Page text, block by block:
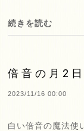
続きを読む
倍音の月2
2023/11/16 00:00
白い倍音の魔法使